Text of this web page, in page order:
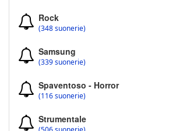
Rock
(348 suonerie)
Samsung
(339 suonerie)
Spaventoso - Horror
(116 suonerie)
Strumentale